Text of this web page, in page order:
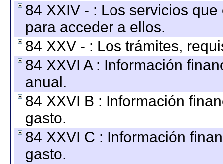
84 XXIV - : Los servicios
para acceder a ellos.
84 XXV - : Los trámites,
84 XXVI A : Información
anual.
84 XXVI B : Información
gasto.
84 XXVI C : Información
gasto.